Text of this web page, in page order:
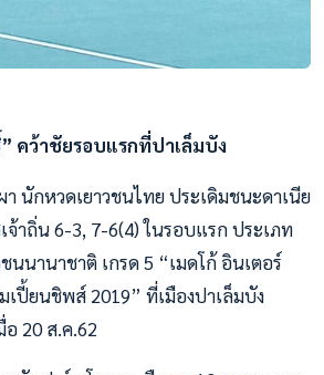
คว้าชัยรอบแรกที่ปาเล็มบัง
นักหวดเยาวชนไทย ประเดิมชนะดาเนีย
าถิ่น 6-3, 7-6(4) ในรอบแรก ประเภท
นนานาชาติ เกรด 5 “เมดโก้ อินเตอร์
ปี้ยนชิพส์ 2019” ที่เมืองปาเล็มบัง
อ 20 ส.ค.62